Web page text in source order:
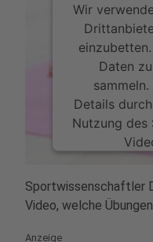
Wir
Daten
Details
Nutzung des
Sportwissenschaftler
Video, welche
Anzeige